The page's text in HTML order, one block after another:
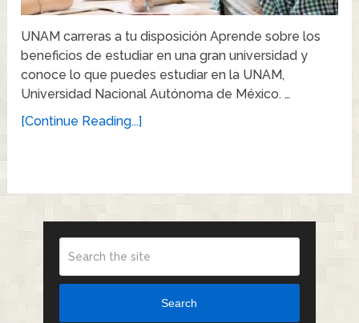
UNAM carreras a tu disposición Aprende sobre los
beneficios de estudiar en una gran universidad y
conoce lo que puedes estudiar en la UNAM,
Universidad Nacional Autónoma de México. …
[Continue Reading...]
Search